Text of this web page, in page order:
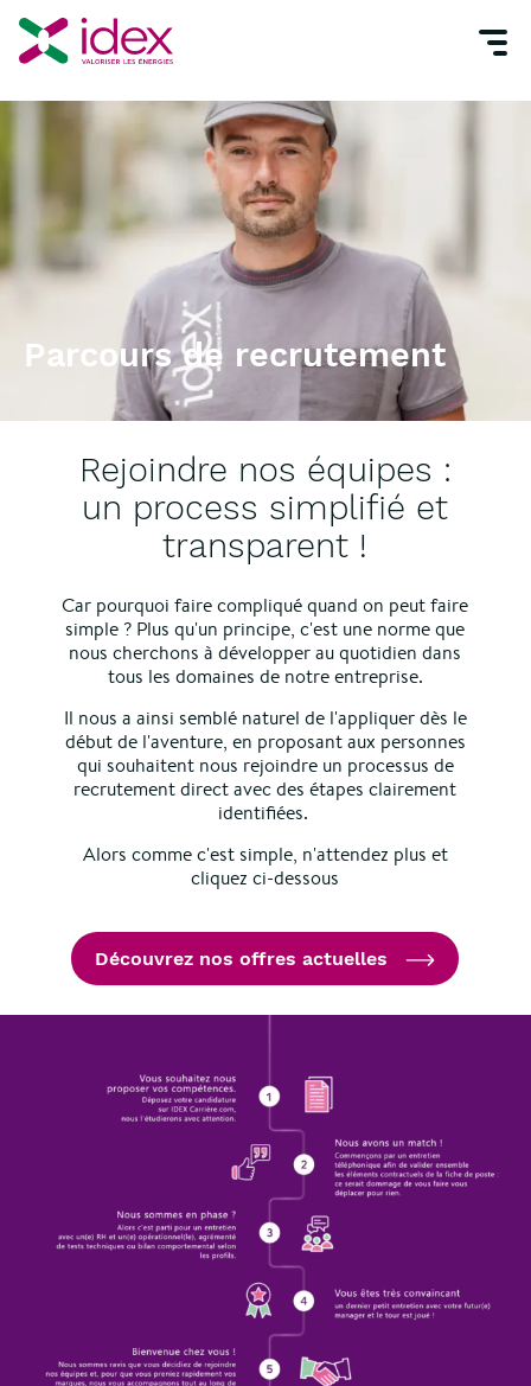
Parcours de recrutement
Parcours de recrutement
Rejoindre nos équipes :
un process simplifié et
transparent !
Car pourquoi faire compliqué quand on peut faire
simple ? Plus qu'un principe, c'est une norme que
nous cherchons à développer au quotidien dans
tous les domaines de notre entreprise.
Il nous a ainsi semblé naturel de l'appliquer dès le
début de l'aventure, en proposant aux personnes
qui souhaitent nous rejoindre un processus de
recrutement direct avec des étapes clairement
identifiées.
Alors comme c'est simple, n'attendez plus et
cliquez ci-dessous
Découvrez nos offres actuelles